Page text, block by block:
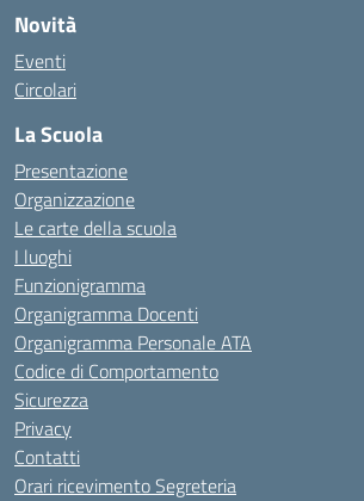
Novità
Eventi
Circolari
La Scuola
Presentazione
Organizzazione
Le carte della scuola
I luoghi
Funzionigramma
Organigramma Docenti
Organigramma Personale ATA
Codice di Comportamento
Sicurezza
Privacy
Contatti
Orari ricevimento Segreteria